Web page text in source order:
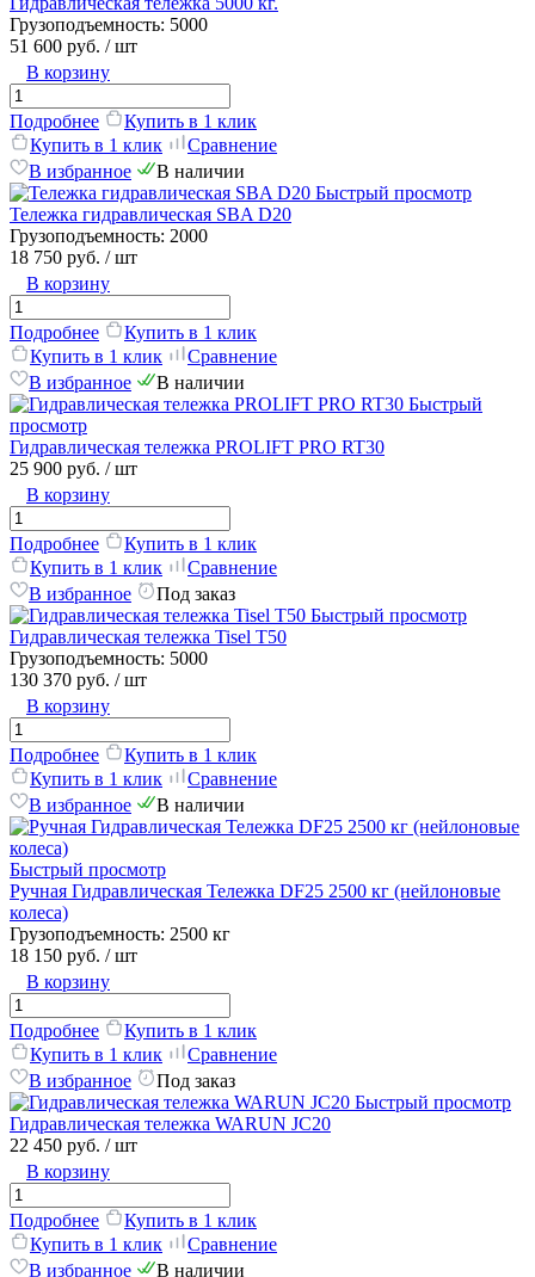
Грузоподъемность: 5000
51 600 руб. / шт
В корзину
Подробнее
Купить в 1 клик
Купить в 1 клик
Сравнение
В избранное
В наличии
Быстрый просмотр
Тележка гидравлическая SBA D20
Грузоподъемность: 2000
18 750 руб. / шт
В корзину
Подробнее
Купить в 1 клик
Купить в 1 клик
Сравнение
В избранное
В наличии
Быстрый
просмотр
Гидравлическая тележка PROLIFT PRO RT30
25 900 руб. / шт
В корзину
Подробнее
Купить в 1 клик
Купить в 1 клик
Сравнение
В избранное
Под заказ
Быстрый просмотр
Гидравлическая тележка Tisel T50
Грузоподъемность: 5000
130 370 руб. / шт
В корзину
Подробнее
Купить в 1 клик
Купить в 1 клик
Сравнение
В избранное
В наличии
Быстрый просмотр
Ручная Гидравлическая Тележка DF25 2500 кг (нейлоновые
колеса)
Грузоподъемность: 2500 кг
18 150 руб. / шт
В корзину
Подробнее
Купить в 1 клик
Купить в 1 клик
Сравнение
В избранное
Под заказ
Быстрый просмотр
Гидравлическая тележка WARUN JC20
22 450 руб. / шт
В корзину
Подробнее
Купить в 1 клик
Купить в 1 клик
Сравнение
В избранное
В наличии